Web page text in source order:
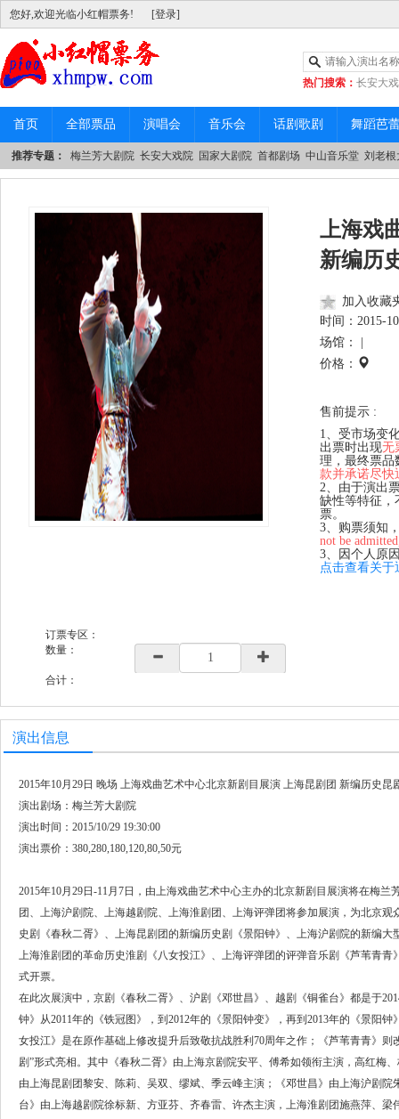
您好,欢迎光临小红帽票务! [登录]
热门搜索： 长安大
|中山音乐堂
首页 全部票品 演唱会 音乐会 话剧歌剧 舞蹈芭
推荐专题： 梅兰芳大剧院 长安大戏院 国家大剧院 首都剧场 中山音乐堂 刘老根
上海戏
新编历
加入收藏
时间： 2015-
场馆： |
价格：
售前提示 :
1、受市场变
出票时出现无
理，最终票品
款并承诺尽快
2、由于演出
缺性等特征，
票。
3、购票须知
not be
3、因个人原
点击查看关于
订票专区：
数量：
合计：
演出信息
2015年10月29日 晚场 上海戏曲艺术中心北京新剧目展演 上海昆剧团 新编历史昆
演出剧场：梅兰芳大剧院
演出时间：2015/10/29 19:30:00
演出票价：380,280,180,120,80,50元
2015年10月29日-11月7日，由上海戏曲艺术中心主办的北京新剧目展演将在梅
团、上海沪剧院、上海越剧院、上海淮剧团、上海评弹团将参加展演，为北京
史剧《春秋二胥》、上海昆剧团的新编历史剧《景阳钟》、上海沪剧院的新编
上海淮剧团的革命历史淮剧《八女投江》、上海评弹团的评弹音乐剧《芦苇青
式开票。
在此次展演中，京剧《春秋二胥》、沪剧《邓世昌》、越剧《铜雀台》都是于
钟》从2011年的《铁冠图》，到2012年的《景阳钟变》，再到2013年的《景阳
女投江》是在原作基础上修改提升后致敬抗战胜利70周年之作；《芦苇青青》
剧”形式亮相。其中《春秋二胥》由上海京剧院安平、傅希如领衔主演，高红梅
由上海昆剧团黎安、陈莉、吴双、缪斌、季云峰主演；《邓世昌》由上海沪剧
台》由上海越剧院徐标新、方亚芬、齐春雷、许杰主演，上海淮剧团施燕萍、